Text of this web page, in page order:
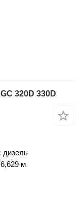
320D 330D
дизель
6,629 м